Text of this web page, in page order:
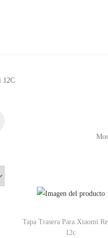
12C
Tapa Trasera Para Xiaomi
12c